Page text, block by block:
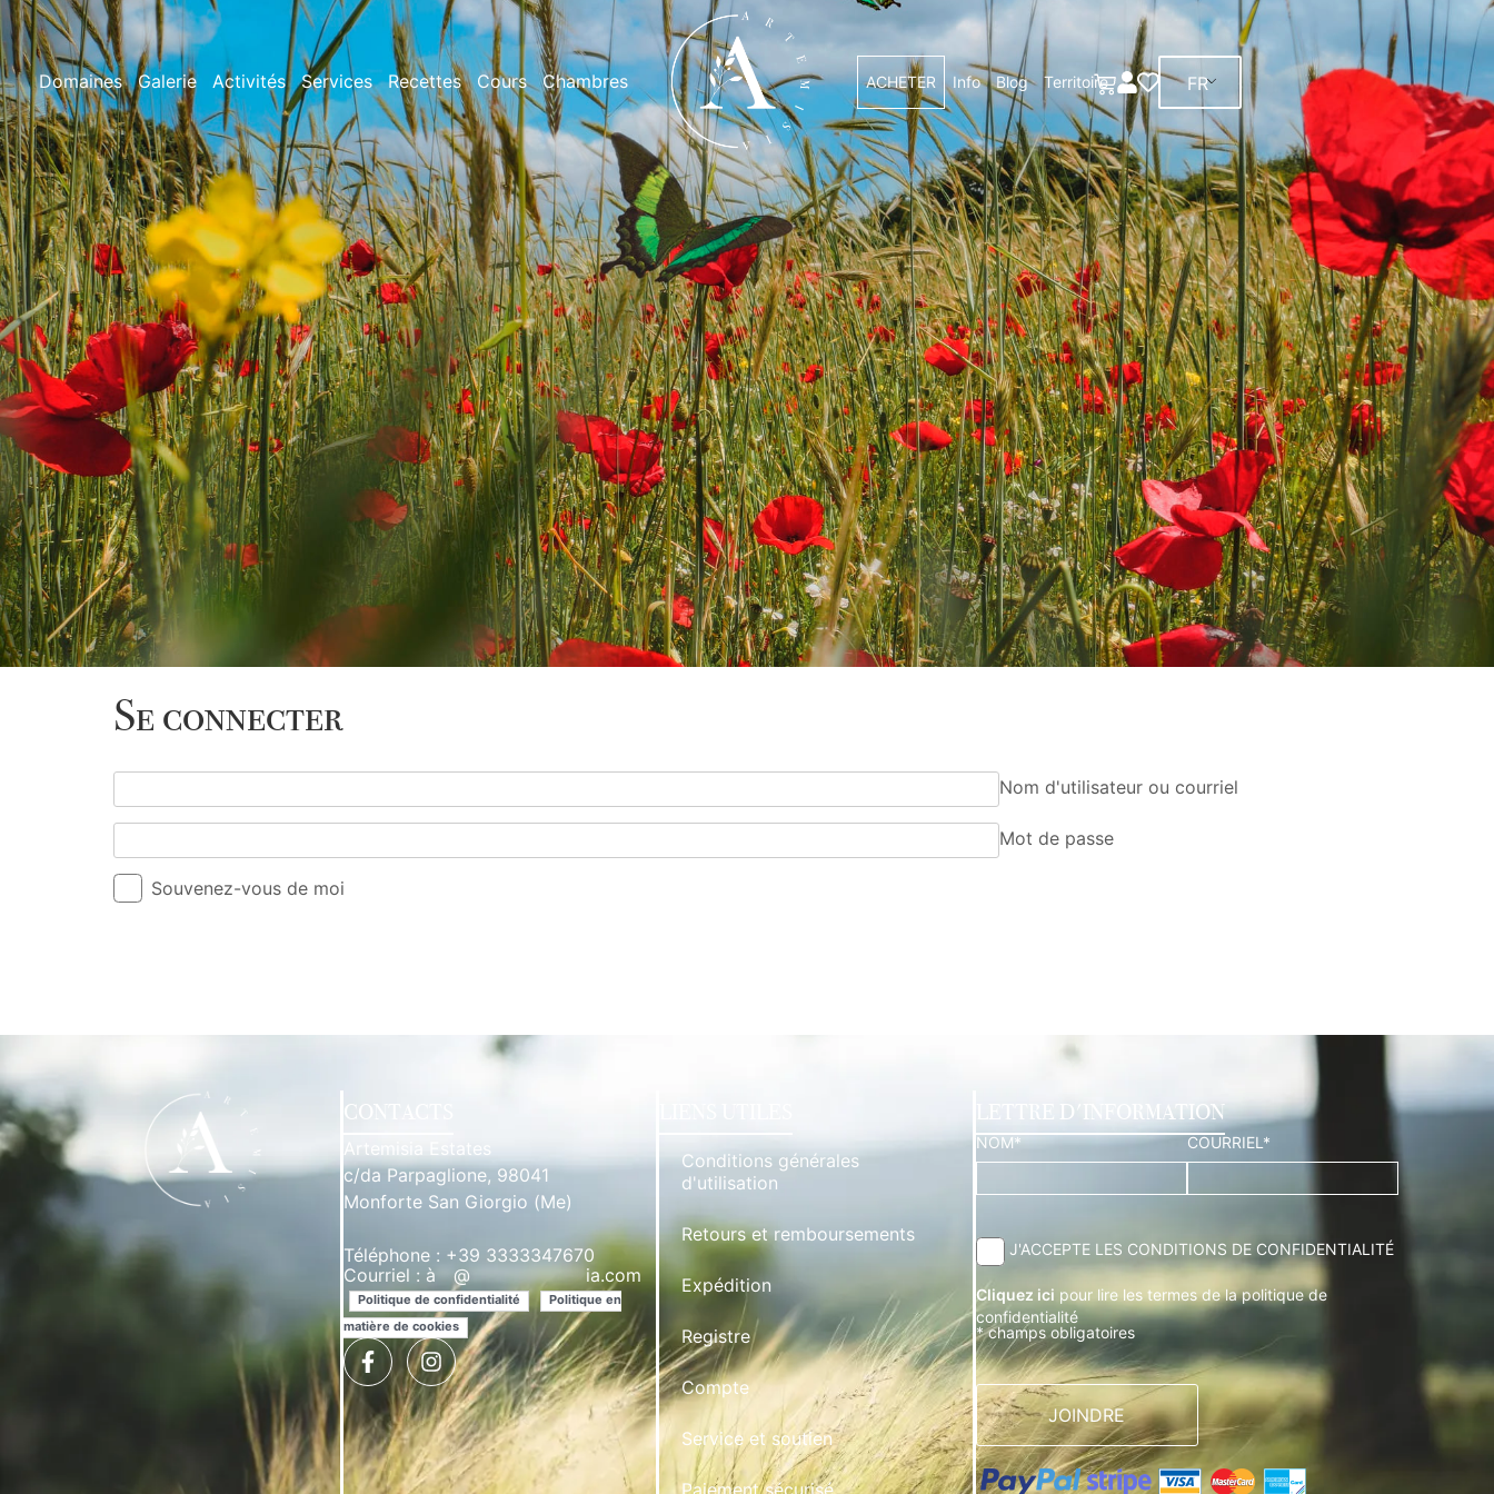
Domaines Galerie Activités Services Recettes Cours Chambres ACHETER Info Blog Territoire FR
Se connecter
Nom d'utilisateur ou courriel
Mot de passe
Souvenez-vous de moi
CONTACTS
Artemisia Estates
c/da Parpaglione, 98041
Monforte San Giorgio (Me)
Téléphone : +39 3333347670
Courriel : à ** @ *************ia.com
Politique de confidentialité
Politique en
matière de cookies
Conditions générales
d'utilisation
Retours et remboursements
Expédition
Registre
Compte
Service et soutien
Paiement sécurisé
LETTRE D'INFORMATION
NOM* COURRIEL*
J'ACCEPTE LES CONDITIONS DE CONFIDENTIALITÉ
Cliquez ici pour lire les termes de la politique de
confidentialité
* champs obligatoires